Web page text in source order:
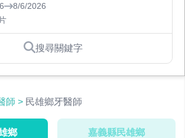
8/6/2026
搜尋關鍵字
師 > 民雄鄉牙醫師
鄉 嘉義縣民雄鄉